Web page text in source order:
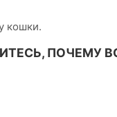
кошки.
ПОЧЕМУ